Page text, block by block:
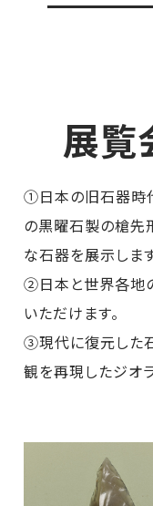
展覧
①日本の旧石器時
の黒曜石製の槍先
な石器を展示します
②日本と世界各地
いただけます。
③現代に復元した
観を再現したジオ